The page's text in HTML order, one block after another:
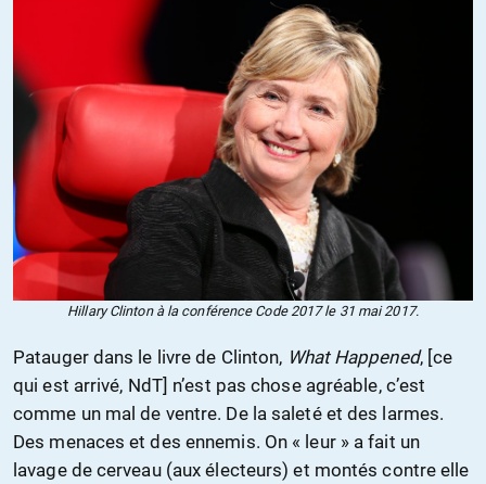
Hillary Clinton à la conférence Code 2017 le 31 mai 2017.
Patauger dans le livre de Clinton, What Happened, [ce
qui est arrivé, NdT] n’est pas chose agréable, c’est
comme un mal de ventre. De la saleté et des larmes.
Des menaces et des ennemis. On « leur » a fait un
lavage de cerveau (aux électeurs) et montés contre elle